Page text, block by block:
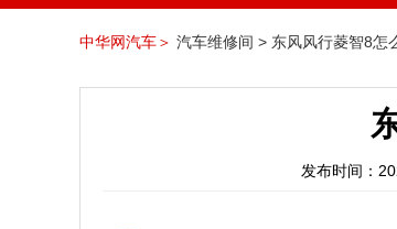
中华网汽车＞ 汽车维修间 > 东风风行菱智8怎
发布时间：